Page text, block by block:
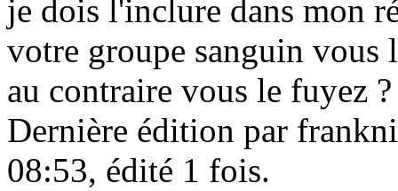
je dois l'inclure dans mon
votre groupe sanguin vous
au contraire vous le fuyez ?
Dernière édition par
08:53, édité 1 fois.